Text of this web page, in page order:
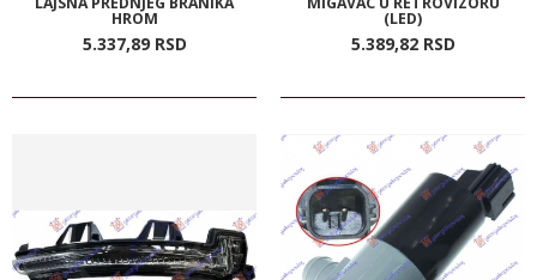
HROM
5.337,89 RSD
(LED)
5.389,82 RSD